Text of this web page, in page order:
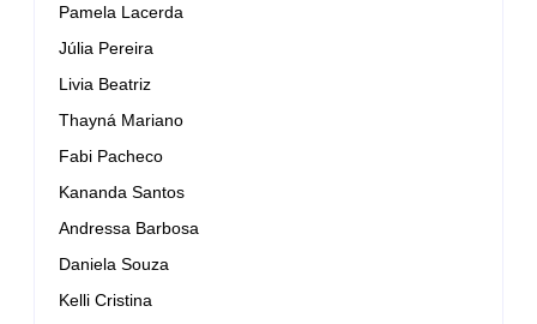
Pamela Lacerda
Júlia Pereira
Livia Beatriz
Thayná Mariano
Fabi Pacheco
Kananda Santos
Andressa Barbosa
Daniela Souza
Kelli Cristina